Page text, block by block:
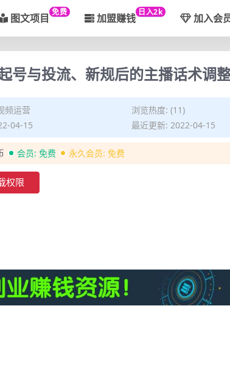
图文项目 免费 加盟赚钱 日入2k 加入会
号与投流、新规后的主播话术调
频运营
浏览热度: (11)
04-15
最近更新: 2022-04-15
会员: 免费 永久会员: 免费
权限